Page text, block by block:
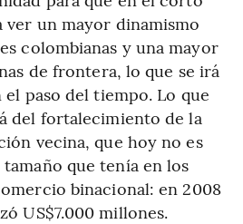
ver un mayor dinamismo
colombianas y una mayor
de frontera, lo que se irá
paso del tiempo. Lo que
del fortalecimiento de la
vecina, que hoy no es
que tenía en los
binacional: en 2008
US$7.000 millones.